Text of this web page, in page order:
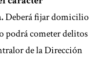
Deberá fijar domicilio
podrá cometer delitos
de la Dirección